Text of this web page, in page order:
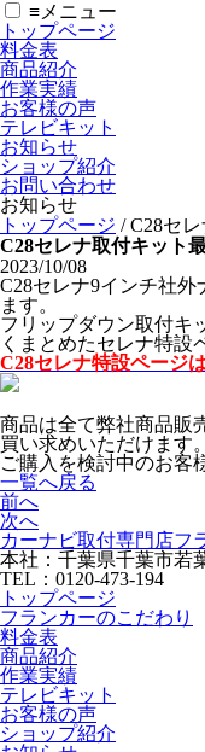
≡ メニュー
トップページ
料金表
商品紹介
作業実績
お客様の声
テレビキット
お知らせ
ショップ紹介
お問い合わせ
お知らせ
トップページ /C28セ
C28セレナ取付キット
2023/10/08
C28セレナ9インチ社外
ます。
フリップダウン取付キ
くまとめたセレナ特設
C28セレナ特設ページ
商品は全て弊社商品販
買い求めいただけます。
ご購入を検討中のお客
一覧へ戻る
前へ
次へ
カーナビ取付専⾨店フ
本社：千葉県千葉市若
TEL：0120-473-194
トップページ
フランカーのこだわり
料金表
商品紹介
作業実績
テレビキット
お客様の声
ショップ紹介